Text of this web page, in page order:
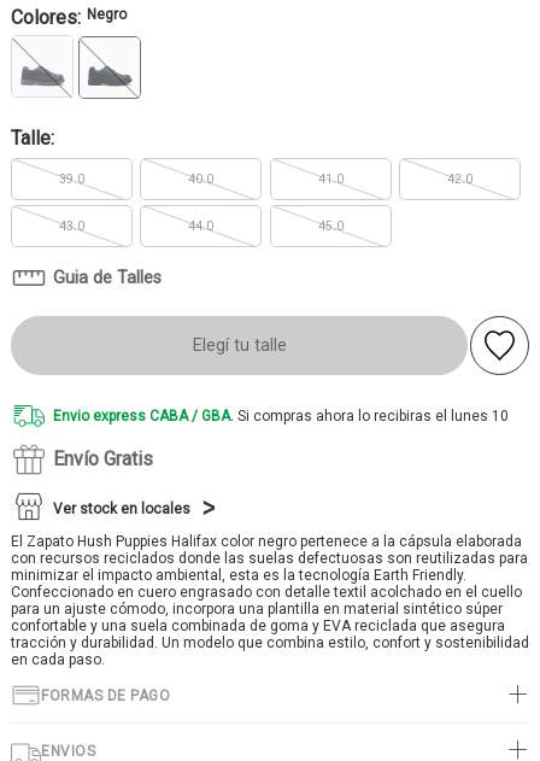
Colores: Negro
Talle:
39.0 40.0 41.0 42.0
43.0 44.0 45.0
Guia de Talles
Elegí tu talle
Envio express CABA / GBA. Si compras ahora lo recibiras el lunes 10
Envío Gratis
Ver stock en locales
El Zapato Hush Puppies Halifax color negro pertenece a la cápsula elaborada
con recursos reciclados donde las suelas defectuosas son reutilizadas para
minimizar el impacto ambiental, esta es la tecnología Earth Friendly.
Confeccionado en cuero engrasado con detalle textil acolchado en el cuello
para un ajuste cómodo, incorpora una plantilla en material sintético súper
confortable y una suela combinada de goma y EVA reciclada que asegura
tracción y durabilidad. Un modelo que combina estilo, confort y sostenibilidad
en cada paso.
FORMAS DE PAGO
ENVIOS